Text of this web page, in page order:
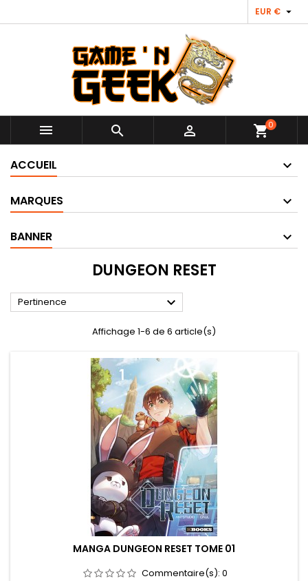
EUR € 
   shopping_cart0
ACCUEIL
MARQUES
BANNER
DUNGEON RESET
Pertinence 
Affichage 1-6 de 6 article(s)
MANGA DUNGEON RESET TOME 01
Commentaire(s): 0